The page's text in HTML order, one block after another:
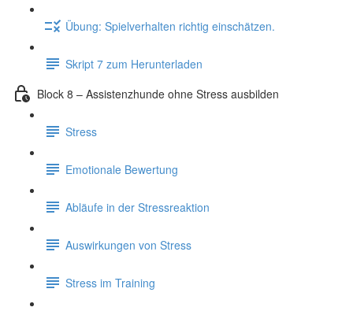
Übung: Spielverhalten richtig einschätzen.
Skript 7 zum Herunterladen
Block 8 – Assistenzhunde ohne Stress ausbilden
Stress
Emotionale Bewertung
Abläufe in der Stressreaktion
Auswirkungen von Stress
Stress im Training